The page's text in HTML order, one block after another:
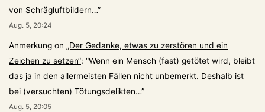
von Schrägluftbildern…”
Aug. 5, 20:24
Anmerkung on „Der Gedanke, etwas zu zerstören und ein
Zeichen zu setzen“: “Wenn ein Mensch (fast) getötet wird, bleibt
das ja in den allermeisten Fällen nicht unbemerkt. Deshalb ist
bei (versuchten) Tötungsdelikten…”
Aug. 5, 20:05